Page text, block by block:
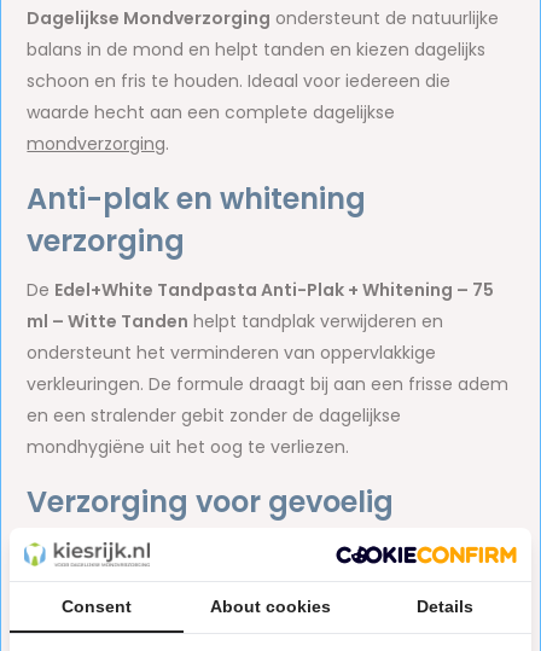
Dagelijkse Mondverzorging ondersteunt de natuurlijke
balans in de mond en helpt tanden en kiezen dagelijks
schoon en fris te houden. Ideaal voor iedereen die
waarde hecht aan een complete dagelijkse
mondverzorging.
Anti-plak en whitening
verzorging
De Edel+White Tandpasta Anti-Plak + Whitening – 75
ml – Witte Tanden helpt tandplak verwijderen en
ondersteunt het verminderen van oppervlakkige
verkleuringen. De formule draagt bij aan een frisse adem
en een stralender gebit zonder de dagelijkse
mondhygiëne uit het oog te verliezen.
Verzorging voor gevoelig
tandvlees
Tandvleesverzorging
Consent About cookies Details